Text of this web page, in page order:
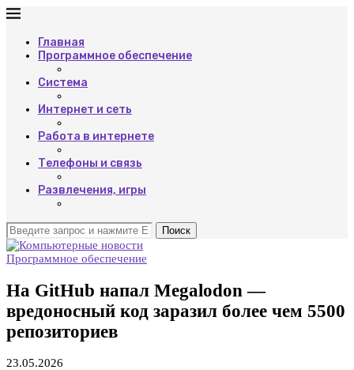
Главная
Программное обеспечение
Система
Интернет и сеть
Работа в интернете
Телефоны и связь
Развлечения, игры
Поиск
Программное обеспечение
На GitHub напал Megalodon —
вредоносный код заразил более чем 5500
репозиториев
23.05.2026